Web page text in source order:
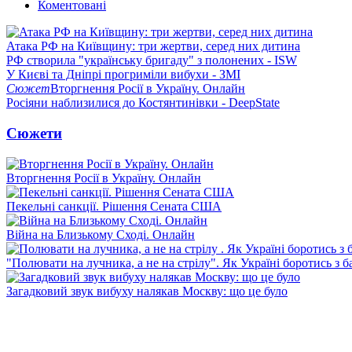
Коментовані
Атака РФ на Київщину: три жертви, серед них дитина
РФ створила "українську бригаду" з полонених - ISW
У Києві та Дніпрі прогриміли вибухи - ЗМІ
СюжетВторгнення Росії в Україну. Онлайн
Росіяни наблизилися до Костянтинівки - DeepState
Сюжети
Вторгнення Росії в Україну. Онлайн
Пекельні санкції. Рішення Сената США
Війна на Близькому Сході. Онлайн
"Полювати на лучника, а не на стрілу". Як Україні боротись з
Загадковий звук вибуху налякав Москву: що це було